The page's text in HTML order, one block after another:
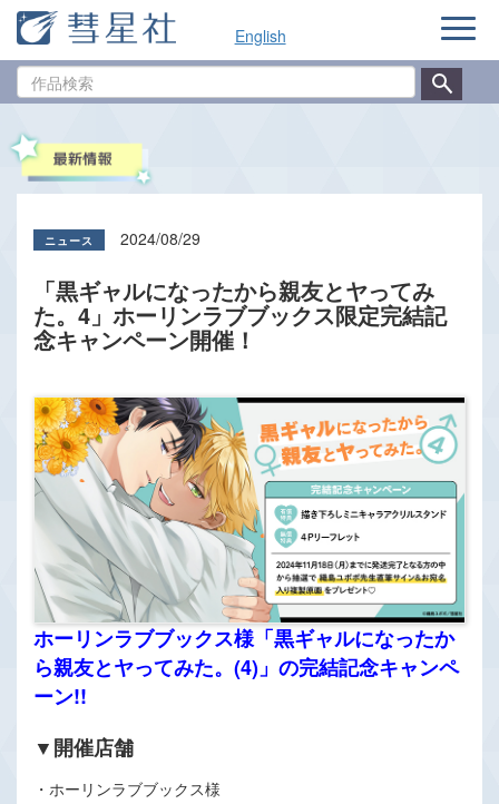
English
品
ナ
ゲ
2024/08/29
「黒ギャルになったから親友とヤってみ
た。4」ホーリンラブブックス限定完結記
念キャンペーン開催！
ホーリンラブブックス様「黒ギャルになったか
ら親友とヤってみた。(4)」の完結記念キャンペ
ーン!!
▼開催店舗
・ホーリンラブブックス様